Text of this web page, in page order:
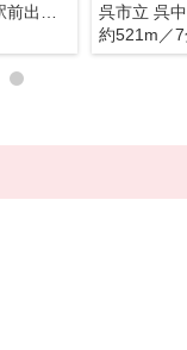
呉市立 呉
約521m／